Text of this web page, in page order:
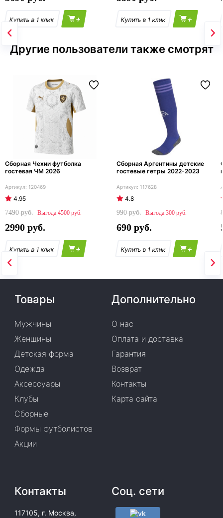
+ +
Другие пользователи также смотрят
Сборная Чехии футболка
гостевая ЧМ 2026
120469
4.95
7490
4500
2990
+
Сборная Аргентины детские
гостевые гетры 2022-2023
117628
4.8
990
300
690
+
Товары
Мужчины
Женщины
Детская форма
Одежда
Аксессуары
Клубы
Сборные
Формы футболистов
Акции
Дополнительно
О нас
Оплата и доставка
Гарантия
Возврат
Контакты
Карта сайта
Контакты
117105, г. Москва,
Соц. сети